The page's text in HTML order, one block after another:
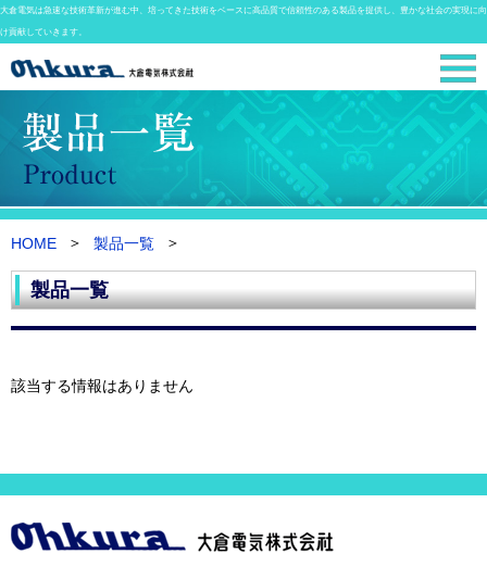
大倉電気は急速な技術革新が進む中、培ってきた技術をベースに高品質で信頼性のある製品を提供し、豊かな社会の実現に向
け貢献していきます。
HOME 製品一覧
製品一覧
該当する情報はありません